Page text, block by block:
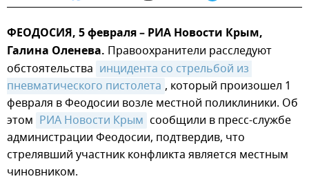
ФЕОДОСИЯ, 5 февраля – РИА Новости Крым,
Галина Оленева. Правоохранители расследуют
обстоятельства инцидента со стрельбой из
пневматического пистолета , который произошел 1
февраля в Феодосии возле местной поликлиники. Об
этом РИА Новости Крым сообщили в пресс-службе
администрации Феодосии, подтвердив, что
стрелявший участник конфликта является местным
чиновником.